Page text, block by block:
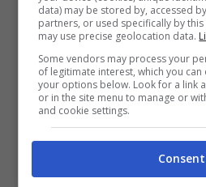
l’affare – Ansa –
data) may be stored by, accessed
partners, or used specifically by
may use precise geolocation data.
Some vendors may process your
of legitimate interest, which you
your options below. Look for a link
or in the site menu to manage or
and cookie settings.
Consent